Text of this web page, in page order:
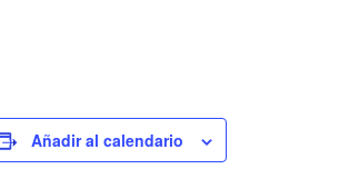
Añadir al calendario